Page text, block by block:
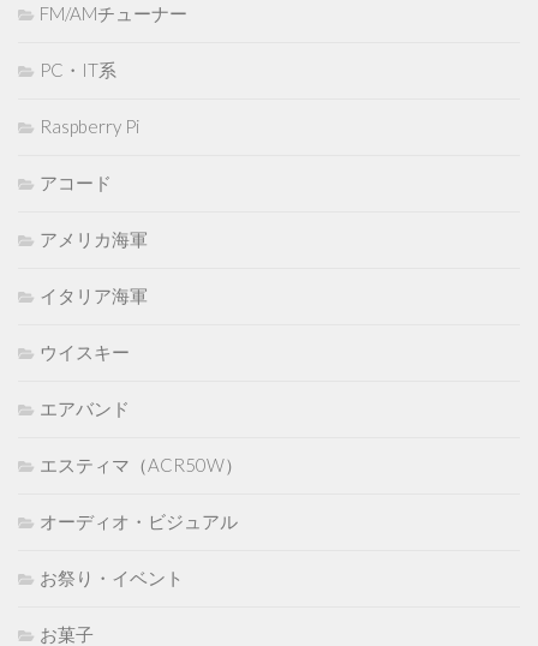
FM/AMチューナー
PC・IT系
Raspberry Pi
アコード
アメリカ海軍
イタリア海軍
ウイスキー
エアバンド
エスティマ（ACR50W）
オーディオ・ビジュアル
お祭り・イベント
お菓子